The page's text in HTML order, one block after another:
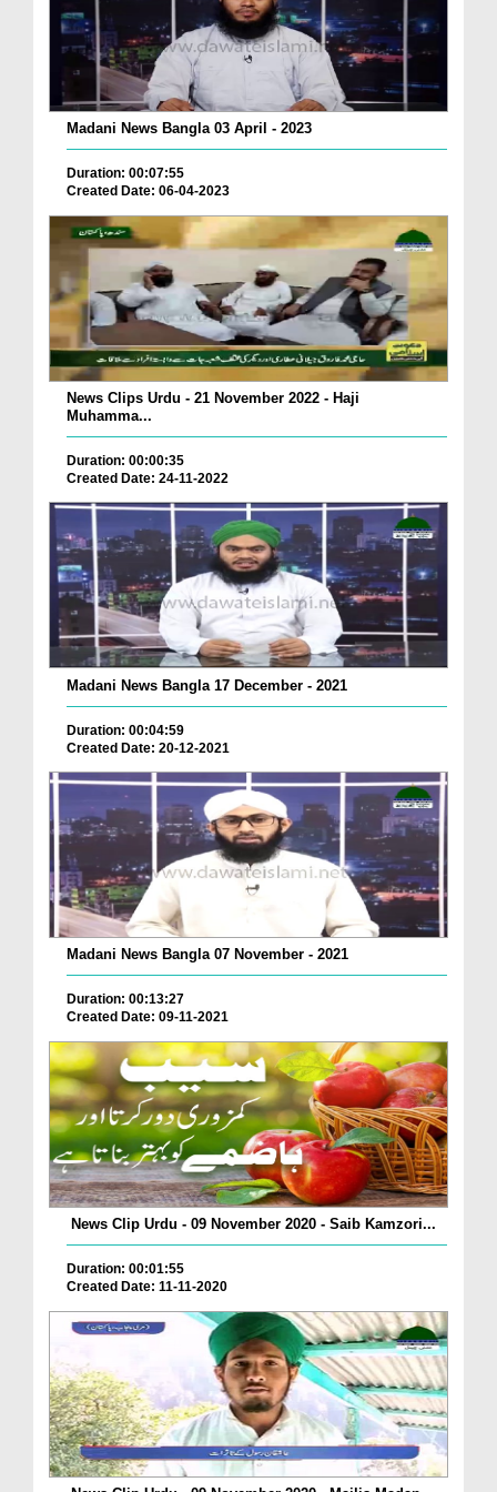
Madani News Bangla 03 April - 2023
Duration: 00:07:55
Created Date: 06-04-2023
News Clips Urdu - 21 November 2022 - Haji
Muhamma...
Duration: 00:00:35
Created Date: 24-11-2022
Madani News Bangla 17 December - 2021
Duration: 00:04:59
Created Date: 20-12-2021
Madani News Bangla 07 November - 2021
Duration: 00:13:27
Created Date: 09-11-2021
News Clip Urdu - 09 November 2020 - Saib Kamzori...
Duration: 00:01:55
Created Date: 11-11-2020